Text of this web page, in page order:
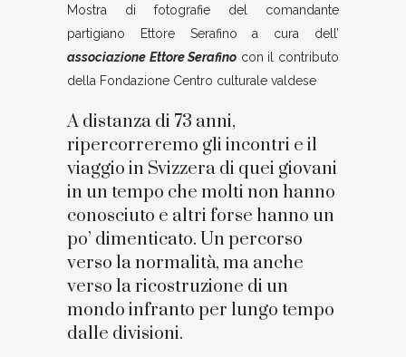
Mostra di fotografie del comandante
partigiano Ettore Serafino a cura dell’
associazione Ettore Serafino con il contributo
della Fondazione Centro culturale valdese
A distanza di 73 anni,
ripercorreremo gli incontri e il
viaggio in Svizzera di quei giovani
in un tempo che molti non hanno
conosciuto e altri forse hanno un
po’ dimenticato. Un percorso
verso la normalità, ma anche
verso la ricostruzione di un
mondo infranto per lungo tempo
dalle divisioni.